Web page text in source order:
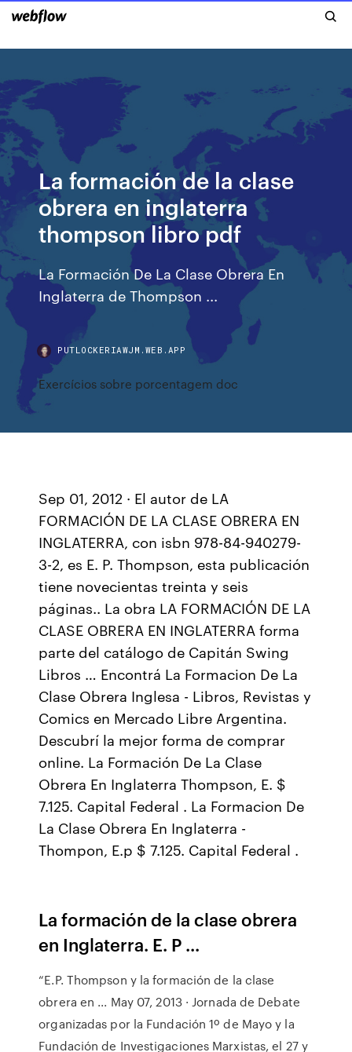
La formación de la clase
obrera en inglaterra
thompson libro pdf
La Formación De La Clase Obrera En
Inglaterra de Thompson ...
PUTLOCKERIAWJM.WEB.APP
Exercícios sobre porcentagem doc
Sep 01, 2012 · El autor de LA
FORMACIÓN DE LA CLASE OBRERA EN
INGLATERRA, con isbn 978-84-940279-
3-2, es E. P. Thompson, esta publicación
tiene novecientas treinta y seis
páginas.. La obra LA FORMACIÓN DE LA
CLASE OBRERA EN INGLATERRA forma
parte del catálogo de Capitán Swing
Libros … Encontrá La Formacion De La
Clase Obrera Inglesa - Libros, Revistas y
Comics en Mercado Libre Argentina.
Descubrí la mejor forma de comprar
online. La Formación De La Clase
Obrera En Inglaterra Thompson, E. $
7.125. Capital Federal . La Formacion De
La Clase Obrera En Inglaterra -
Thompon, E.p $ 7.125. Capital Federal .
La formación de la clase obrera
en Inglaterra. E. P ...
“E.P. Thompson y la formación de la clase
obrera en ... May 07, 2013 · Jornada de Debate
organizadas por la Fundación 1º de Mayo y la
Fundación de Investigaciones Marxistas, el 27 y